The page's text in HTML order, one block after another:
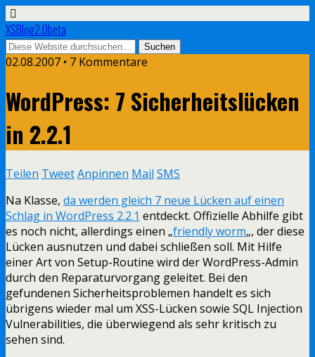
XSBlog2.0beta
02.08.2007 • 7 Kommentare
WordPress: 7 Sicherheitslücken
in 2.2.1
Teilen TweetAnpinnen Mail SMS
Na Klasse, da werden gleich 7 neue Lücken auf einen
Schlag in WordPress 2.2.1 entdeckt. Offizielle Abhilfe gibt
es noch nicht, allerdings einen „friendly worm„, der diese
Lücken ausnutzen und dabei schließen soll. Mit Hilfe
einer Art von Setup-Routine wird der WordPress-Admin
durch den Reparaturvorgang geleitet. Bei den
gefundenen Sicherheitsproblemen handelt es sich
übrigens wieder mal um XSS-Lücken sowie SQL Injection
Vulnerabilities, die überwiegend als sehr kritisch zu
sehen sind.